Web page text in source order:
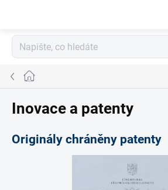
Domů
Inovace a patenty
Originály chráněny patenty